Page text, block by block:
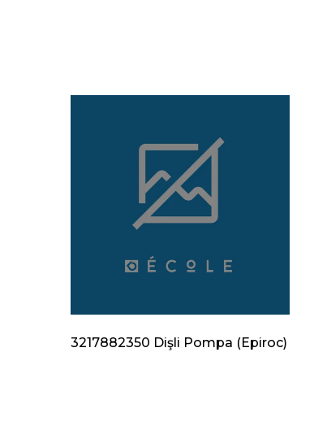
3217882350 Dişli Pompa (Epiroc)